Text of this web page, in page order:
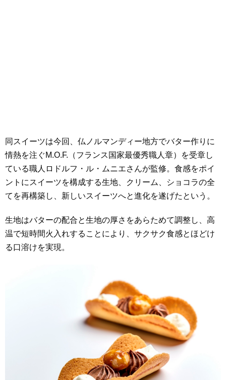
同スイーツは今回、仏ノルマンディー地方でバター作りに
情熱を注ぐM.O.F.（フランス国家最優秀職人章）を受章し
ている職人ロドルフ・ル・ムニエさんが監修。食感をポイ
ントにスイーツを構成する生地、クリーム、ショコラの全
てを再構築し、新しいスイーツへと進化を遂げたという。
生地はバターの配合と生地の厚さをあらためて調整し、高
温で短時間火入れすることにより、サクサク食感とほどけ
る口溶けを実現。